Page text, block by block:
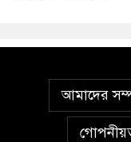
আমাদের